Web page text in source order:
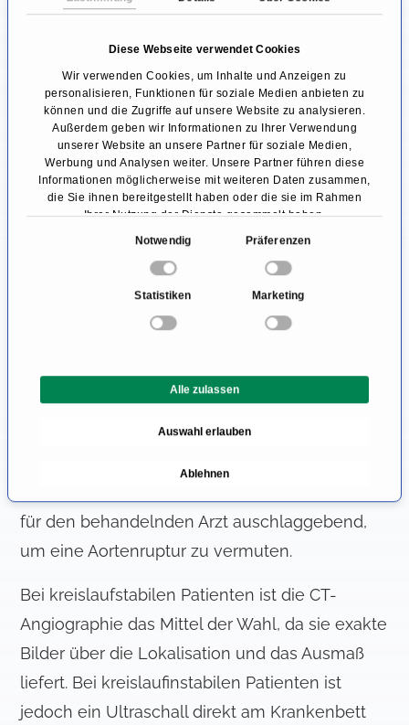
Diese Webseite verwendet Cookies
Wir verwenden Cookies, um Inhalte und Anzeigen zu
personalisieren, Funktionen für soziale Medien anbieten zu
können und die Zugriffe auf unsere Website zu analysieren.
Außerdem geben wir Informationen zu Ihrer Verwendung
unserer Website an unsere Partner für soziale Medien,
Werbung und Analysen weiter. Unsere Partner führen diese
Informationen möglicherweise mit weiteren Daten zusammen,
die Sie ihnen bereitgestellt haben oder die sie im Rahmen
Ihrer Nutzung der Dienste gesammelt haben.
s
a
u
w
h
l
Notwendig Präferenzen
Statistiken Marketing
Alle zulassen
Auswahl erlauben
Ablehnen
Übelkeit und Erbrechen
Pulsverlust in den Beinen
Diagnose einer Aortenruptur
Die Diagnose einer Aortenruptur erfordert
schnelles und bedachtes Handeln, da es sich
um eine Notfallsituation handelt und die
Symptome mit anderen Notfällen verwechselt
werden können, beispielsweise einem
Herzinfarkt. Daher ist eine schnelle
differenzialdiagnostische Abklärung
entscheidend für das Überleben.
Bei der Anamnese und körperlichen
Untersuchung sollten bereits die ersten
Alarmglocken läuten. Die Kombination aus
für den behandelnden Arzt auschlaggebend,
um eine Aortenruptur zu vermuten.
Bei kreislaufstabilen Patienten ist die CT-
Angiographie das Mittel der Wahl, da sie exakte
Bilder über die Lokalisation und das Ausmaß
liefert. Bei kreislaufinstabilen Patienten ist
jedoch ein Ultraschall direkt am Krankenbett